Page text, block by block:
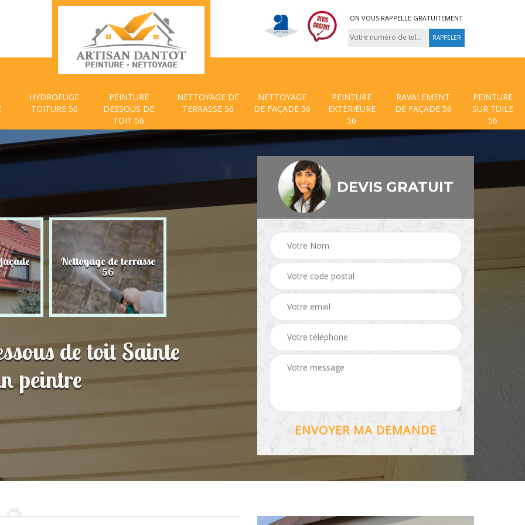
ON VOUS RAPPELLE GRATUITEMENT
HYDROFUGE
TOITURE 56
PEINTURE
DESSOUS DE
TOIT 56
NETTOYAGE DE
TERRASSE 56
NETTOYAGE
DE FAÇADE 56
PEINTURE
EXTÉRIEURE
56
RAVALEMENT
DE FAÇADE 56
PEINTURE
SUR TUILE
56
Nettoyage de terrasse
56 Hydrofuge toiture 56 Traitement anti
56
de toit Sainte
peintre
DEVIS GRATUIT